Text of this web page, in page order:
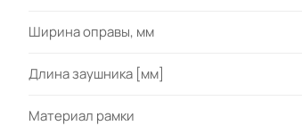
Ширина оправы, мм
Длина заушника [мм]
Материал рамки